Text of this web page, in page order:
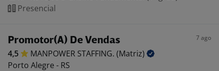
Presencial
Promotor(A) De Vendas 7 ago
4,5 MANPOWER STAFFING. (Matriz)
Porto Alegre - RS